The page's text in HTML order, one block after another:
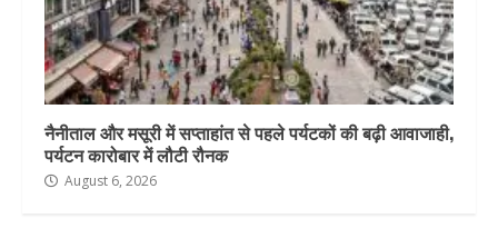
नैनीताल और मसूरी में सप्ताहांत से पहले पर्यटकों की बढ़ी आवाजाही,
पर्यटन कारोबार में लौटी रौनक
August 6, 2026